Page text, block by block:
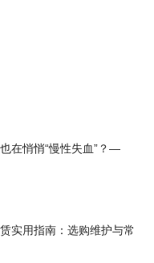
在悄悄“慢性失血”？—
实用指南：选购维护与常